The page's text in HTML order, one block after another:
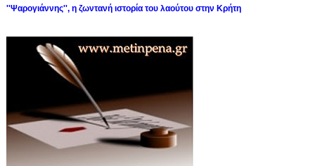
''Ψαρογιάννης'', η ζωντανή ιστορία του λαούτου στην Κρήτη